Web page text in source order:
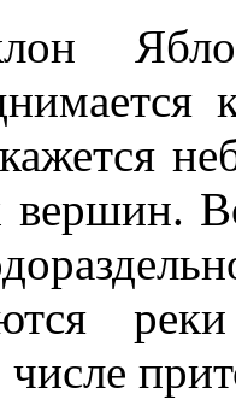
ка­жется
вершин.